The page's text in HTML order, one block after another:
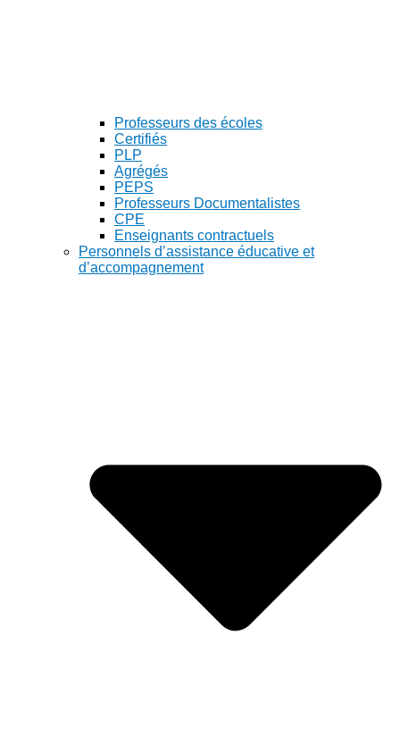
Professeurs des écoles
Certifiés
PLP
Agrégés
PEPS
Professeurs Documentalistes
CPE
Enseignants contractuels
Personnels d’assistance éducative et
d’accompagnement